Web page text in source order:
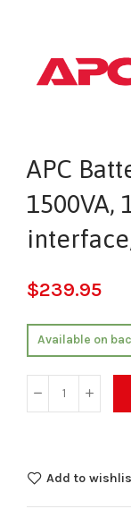
APC
1500VA,
$239.95
Available on
Add to